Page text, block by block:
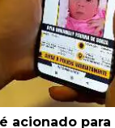
acionado